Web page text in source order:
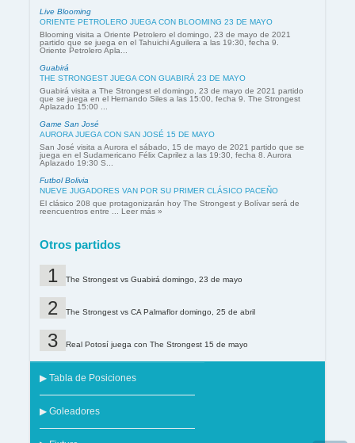
Live Blooming
ORIENTE PETROLERO JUEGA CON BLOOMING 23 DE MAYO
Blooming visita a Oriente Petrolero el domingo, 23 de mayo de 2021
partido que se juega en el Tahuichi Aguilera a las 19:30, fecha 9.
Oriente Petrolero Apla...
Guabirá
THE STRONGEST JUEGA CON GUABIRÁ 23 DE MAYO
Guabirá visita a The Strongest el domingo, 23 de mayo de 2021 partido
que se juega en el Hernando Siles a las 15:00, fecha 9. The Strongest
Aplazado 15:00 ...
Game San José
AURORA JUEGA CON SAN JOSÉ 15 DE MAYO
San José visita a Aurora el sábado, 15 de mayo de 2021 partido que se
juega en el Sudamericano Félix Caprilez a las 19:30, fecha 8. Aurora
Aplazado 19:30 S...
Futbol Bolivia
NUEVE JUGADORES VAN POR SU PRIMER CLÁSICO PACEÑO
El clásico 208 que protagonizarán hoy The Strongest y Bolívar será de
reencuentros entre ... Leer más »
Otros partidos
The Strongest vs Guabirá domingo, 23 de mayo
The Strongest vs CA Palmaflor domingo, 25 de abril
Real Potosí juega con The Strongest 15 de mayo
▶ Tabla de Posiciones
▶ Goleadores